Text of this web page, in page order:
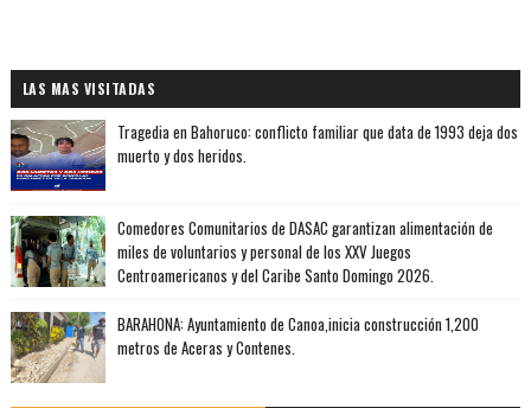
LAS MAS VISITADAS
Tragedia en Bahoruco: conflicto familiar que data de 1993 deja dos
muerto y dos heridos.
Comedores Comunitarios de DASAC garantizan alimentación de
miles de voluntarios y personal de los XXV Juegos
Centroamericanos y del Caribe Santo Domingo 2026.
BARAHONA: Ayuntamiento de Canoa,inicia construcción 1,200
metros de Aceras y Contenes.